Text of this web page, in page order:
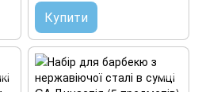
Купити